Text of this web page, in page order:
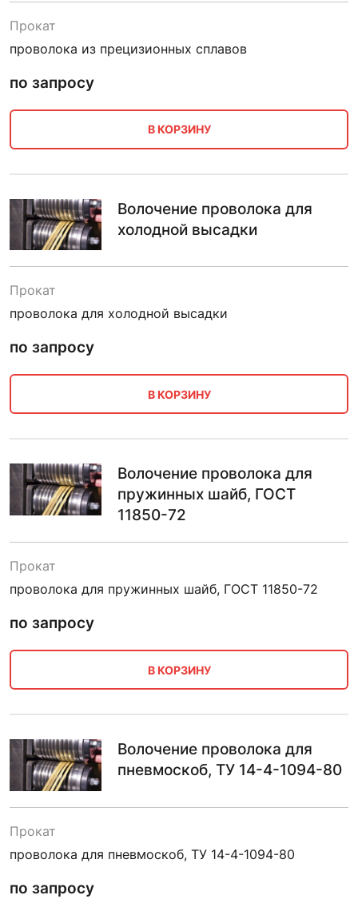
Прокат
проволока из прецизионных сплавов
по запросу
В КОРЗИНУ
Волочение проволока для
холодной высадки
Прокат
проволока для холодной высадки
по запросу
В КОРЗИНУ
Волочение проволока для
пружинных шайб, ГОСТ
11850-72
Прокат
проволока для пружинных шайб, ГОСТ 11850-72
по запросу
В КОРЗИНУ
Волочение проволока для
пневмоскоб, ТУ 14-4-1094-80
Прокат
проволока для пневмоскоб, ТУ 14-4-1094-80
по запросу